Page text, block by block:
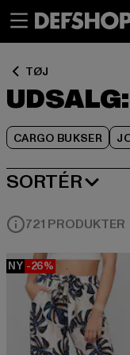
TØJ
CARGO BUKSER
SORTÉR
MEST
721 PRODUKTER
NY -26%